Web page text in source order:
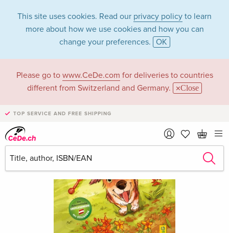
This site uses cookies. Read our privacy policy to learn
more about how we use cookies and how you can
change your preferences. OK
Please go to www.CeDe.com for deliveries to countries
different from Switzerland and Germany.
Close
TOP SERVICE AND FREE SHIPPING